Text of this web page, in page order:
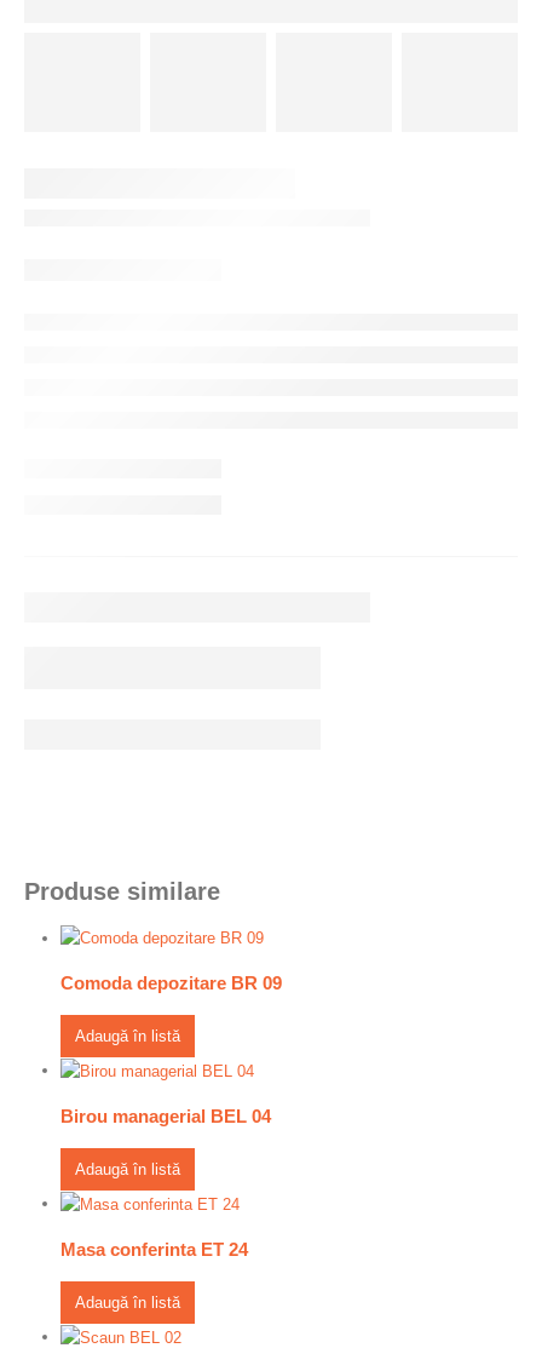
Produse similare
Comoda depozitare BR 09
Adaugă în listă
Birou managerial BEL 04
Adaugă în listă
Masa conferinta ET 24
Adaugă în listă